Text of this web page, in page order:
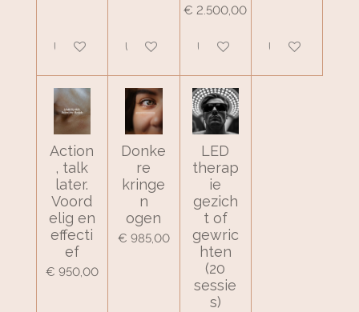
UitgeschakeldUitgeschakeld
€ 2.500,00
UitgeschakeldUitgeschakeld
Action
, talk
later.
Voord
elig en
effecti
ef
€ 950,00
Donke
re
kringe
n
ogen
€ 985,00
LED
therap
ie
gezich
t of
gewric
hten
(20
sessie
s)